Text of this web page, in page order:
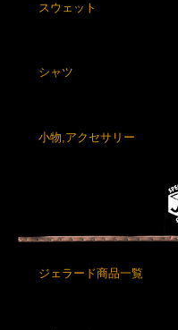
スウェット
シャツ
小物,アクセサリー
ジェラード商品一覧